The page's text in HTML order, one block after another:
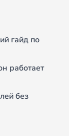
гайд по
работает
без